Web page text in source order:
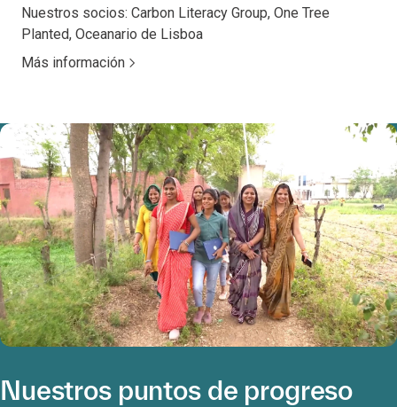
Nuestros socios: Carbon Literacy Group, One Tree
Planted, Oceanario de Lisboa
Más información
Nuestros puntos de progreso